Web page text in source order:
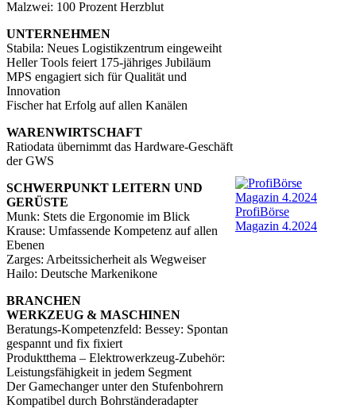
Malzwei: 100 Prozent Herzblut
UNTERNEHMEN
Stabila: Neues Logistikzentrum eingeweiht
Heller Tools feiert 175-jähriges Jubiläum
MPS engagiert sich für Qualität und
Innovation
Fischer hat Erfolg auf allen Kanälen
WARENWIRTSCHAFT
Ratiodata übernimmt das Hardware-Geschäft
der GWS
SCHWERPUNKT LEITERN UND
GERÜSTE
Munk: Stets die Ergonomie im Blick
Krause: Umfassende Kompetenz auf allen
Ebenen
Zarges: Arbeitssicherheit als Wegweiser
Hailo: Deutsche Markenikone
BRANCHEN
WERKZEUG & MASCHINEN
Beratungs-Kompetenzfeld: Bessey: Spontan
gespannt und fix fixiert
Produktthema – Elektrowerkzeug-Zubehör:
Leistungsfähigkeit in jedem Segment
Der Gamechanger unter den Stufenbohrern
Kompatibel durch Bohrständeradapter
ProfiBörse
Magazin 4.2024